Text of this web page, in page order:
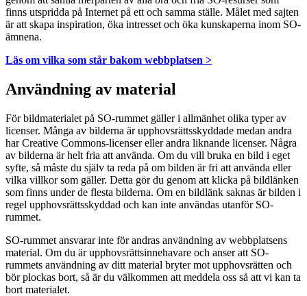
finns utspridda på Internet på ett och samma ställe. Målet med sajten
är att skapa inspiration, öka intresset och öka kunskaperna inom SO-
ämnena.
Läs om vilka som står bakom webbplatsen >
Användning av material
För bildmaterialet på SO-rummet gäller i allmänhet olika typer av
licenser. Många av bilderna är upphovsrättsskyddade medan andra
har Creative Commons-licenser eller andra liknande licenser. Några
av bilderna är helt fria att använda. Om du vill bruka en bild i eget
syfte, så måste du själv ta reda på om bilden är fri att använda eller
vilka villkor som gäller. Detta gör du genom att klicka på bildlänken
som finns under de flesta bilderna. Om en bildlänk saknas är bilden i
regel upphovsrättsskyddad och kan inte användas utanför SO-
rummet.
SO-rummet ansvarar inte för andras användning av webbplatsens
material. Om du är upphovsrättsinnehavare och anser att SO-
rummets användning av ditt material bryter mot upphovsrätten och
bör plockas bort, så är du välkommen att meddela oss så att vi kan ta
bort materialet.